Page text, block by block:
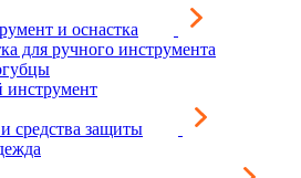
и оснастка
для ручного инструмента
инструмент
средства защиты